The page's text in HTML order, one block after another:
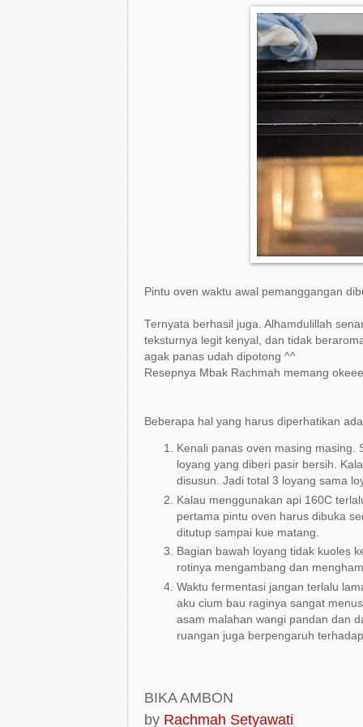
Pintu oven waktu awal pemanggangan
Ternyata berhasil juga. Alhamdulillah
teksturnya legit kenyal, dan tidak
agak panas udah dipotong ^^
Resepnya Mbak Rachmah memang
Beberapa hal yang harus diperhatikan
Kenali panas oven masing
loyang yang diberi pasir bersih.
disusun. Jadi total 3 loyang sama
Kalau menggunakan api 160C
pertama pintu oven harus dibuka
ditutup sampai kue matang.
Bagian bawah loyang tidak kuoles
rotinya mengambang dan
Waktu fermentasi jangan terlalu
aku cium bau raginya sangat
asam malahan wangi pandan dan
ruangan juga berpengaruh
BIKA AMBON
by Rachmah Setyawati